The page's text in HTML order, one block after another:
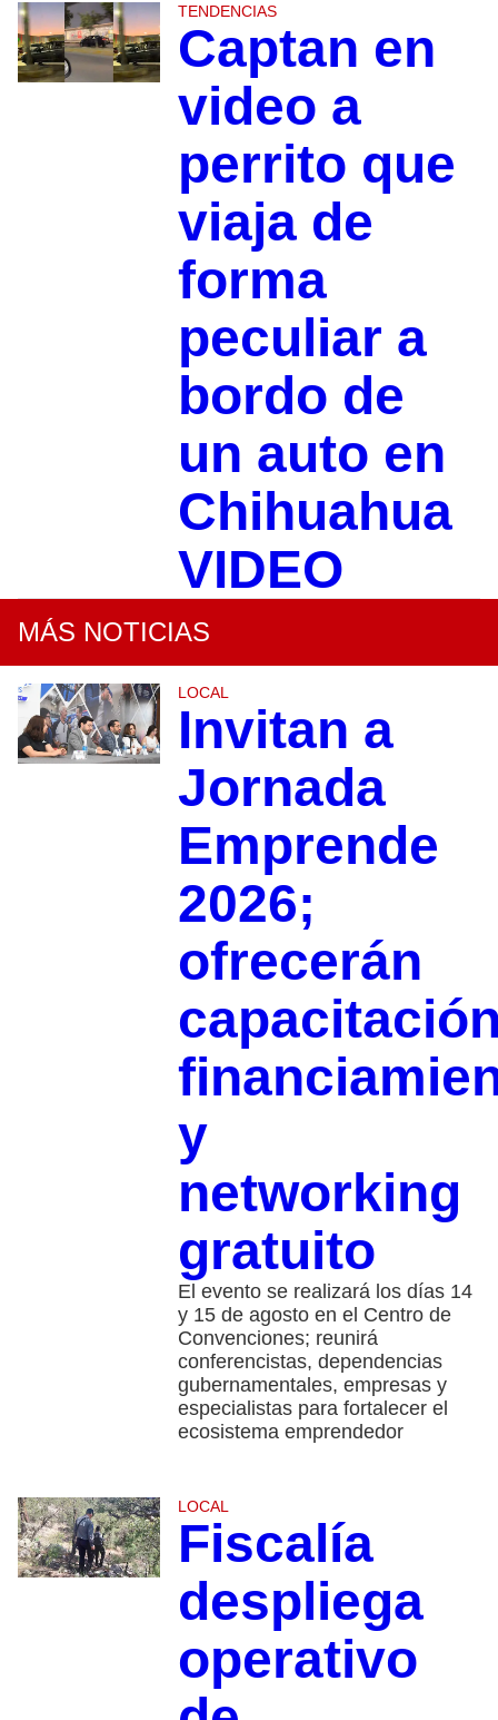
TENDENCIAS
Captan en
video a
perrito que
viaja de
forma
peculiar a
bordo de
un auto en
Chihuahua
VIDEO
MÁS NOTICIAS
LOCAL
Invitan a
Jornada
Emprende
2026;
ofrecerán
y
networking
gratuito
El evento se realizará los días 14
y 15 de agosto en el Centro de
Convenciones; reunirá
conferencistas, dependencias
gubernamentales, empresas y
especialistas para fortalecer el
ecosistema emprendedor
LOCAL
Fiscalía
despliega
operativo